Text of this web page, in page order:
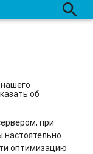
search
об
при
настоятельно
оптимизацию